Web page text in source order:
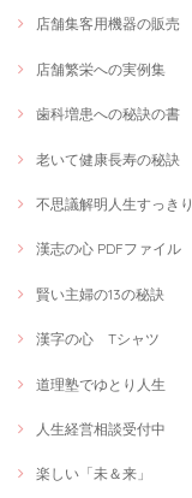
店舗集客用機器の販売
店舗繁栄への実例集
歯科増患への秘訣の書
老いて健康長寿の秘訣
不思議解明人生すっきり
漢志の心 PDFファイル
賢い主婦の13の秘訣
漢字の心 Tシャツ
道理塾でゆとり人生
人生経営相談受付中
楽しい「未＆来」